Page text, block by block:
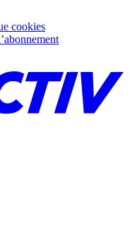
cookies